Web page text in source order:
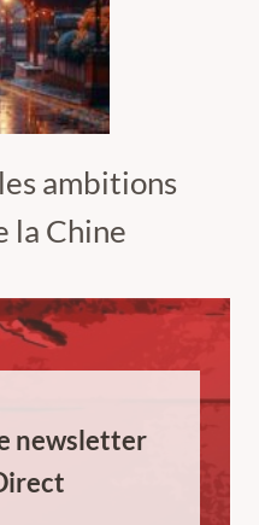
ambitions
la Chine
newsletter